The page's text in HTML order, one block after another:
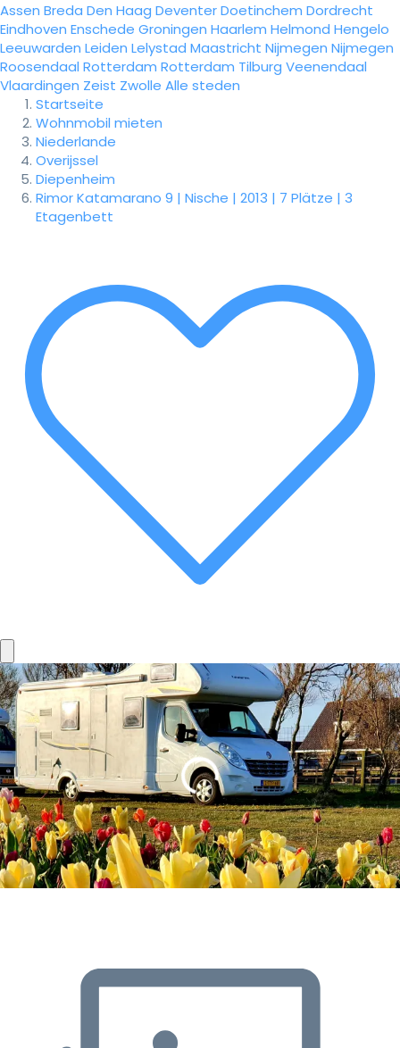
Assen Breda Den Haag DeventerDoetinchem Dordrecht
Eindhoven Enschede Groningen Haarlem Helmond Hengelo
Leeuwarden Leiden Lelystad Maastricht Nijmegen Nijmegen
Roosendaal Rotterdam Rotterdam Tilburg Veenendaal
Vlaardingen Zeist Zwolle Alle steden
Startseite
Wohnmobil mieten
Niederlande
Overijssel
Diepenheim
Rimor Katamarano 9 | Nische | 2013 | 7 Plätze | 3
Etagenbett